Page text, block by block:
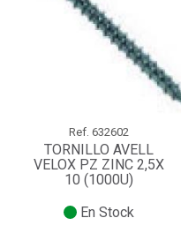
Ref. 632602
TORNILLO AVELL
VELOX PZ ZINC 2,5X
10 (1000U)
En Stock